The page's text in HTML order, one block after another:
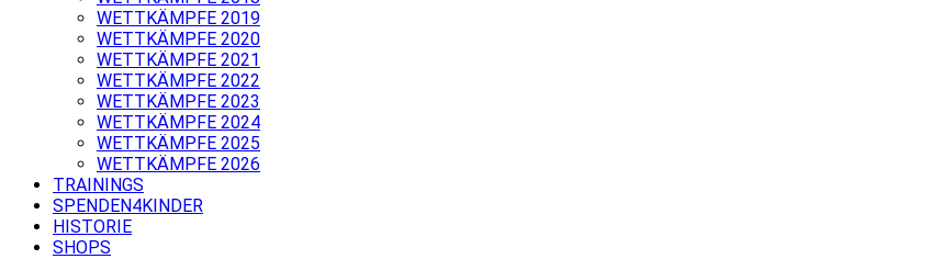
WETTKÄMPFE 2019
WETTKÄMPFE 2020
WETTKÄMPFE 2021
WETTKÄMPFE 2022
WETTKÄMPFE 2023
WETTKÄMPFE 2024
WETTKÄMPFE 2025
WETTKÄMPFE 2026
TRAININGS
SPENDEN4KINDER
HISTORIE
SHOPS